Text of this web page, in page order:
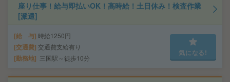
座り仕事！給与即払いOK！高時給！土日休み！検査作業
[派遣]
給 与 時給1250円
交通費 交通費支給有り
勤務地 三国駅～徒歩10分
気になる!